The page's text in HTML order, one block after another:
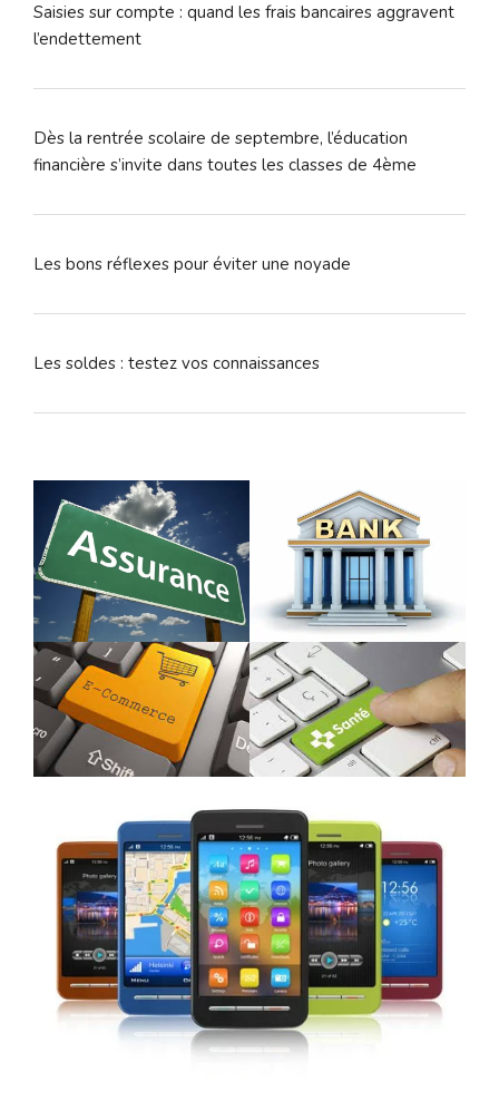
Saisies sur compte : quand les frais bancaires aggravent
l’endettement
Dès la rentrée scolaire de septembre, l’éducation
financière s’invite dans toutes les classes de 4ème
Les bons réflexes pour éviter une noyade
Les soldes : testez vos connaissances